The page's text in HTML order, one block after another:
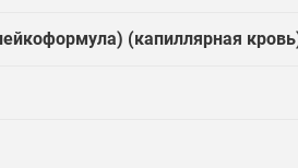
(капиллярная